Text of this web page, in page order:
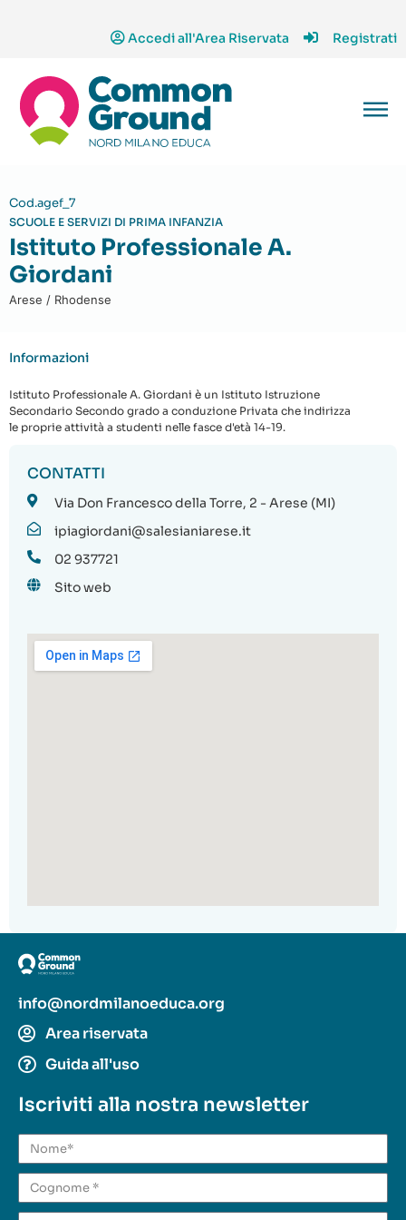
Accedi all'Area Riservata Registrati
Cod.agef_7
SCUOLE E SERVIZI DI PRIMA INFANZIA
Istituto Professionale A.
Giordani
Arese / Rhodense
Informazioni
Istituto Professionale A. Giordani è un Istituto Istruzione
Secondario Secondo grado a conduzione Privata che indirizza
le proprie attività a studenti nelle fasce d'età 14-19.
CONTATTI
Via Don Francesco della Torre, 2 - Arese (MI)
ipiagiordani@salesianiarese.it
02 937721
Sito web
info@nordmilanoeduca.org
Area riservata
Guida all'uso
Iscriviti alla nostra newsletter